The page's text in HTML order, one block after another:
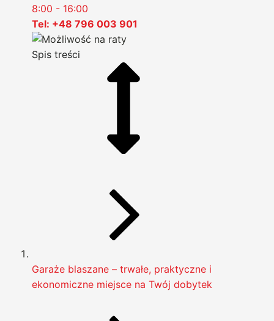
8:00 - 16:00
Tel: +48 796 003 901
Spis treści
Garaże blaszane – trwałe, praktyczne i
ekonomiczne miejsce na Twój dobytek